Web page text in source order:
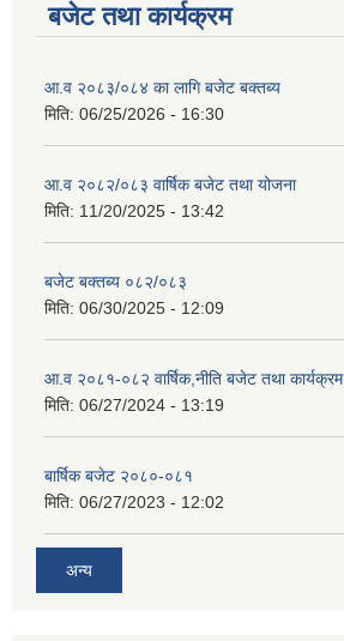
बजेट तथा कार्यक्रम
आ.व २०८३/०८४ का लागि बजेट बक्तब्य
मिति: 06/25/2026 - 16:30
आ.व २०८२/०८३ वार्षिक बजेट तथा योजना
मिति: 11/20/2025 - 13:42
बजेट बक्तब्य ०८२/०८३
मिति: 06/30/2025 - 12:09
आ.व २०८१-०८२ वार्षिक,नीति बजेट तथा कार्यक्रम
मिति: 06/27/2024 - 13:19
बार्षिक बजेट २०८०-०८१
मिति: 06/27/2023 - 12:02
अन्य